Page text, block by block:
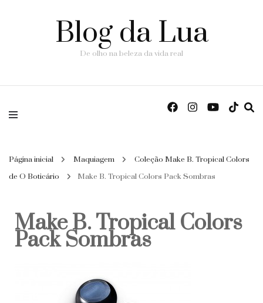
Blog da Lua
De olho na beleza da vida real
Página inicial Maquiagem
Coleção Make B. Tropical Colors
de O Boticário
Make B. Tropical Colors Pack Sombras
Make B. Tropical Colors
Pack Sombras